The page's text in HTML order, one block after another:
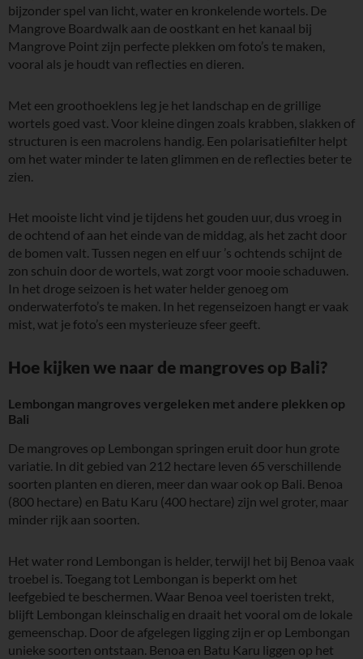
bijzonder spel van licht, water en kronkelende wortels. De
Mangrove Boardwalk aan de oostkant en het kanaal bij
Mangrove Point zijn perfecte plekken om foto’s te maken,
vooral als je houdt van reflecties en dieren.
Met een groothoeklens leg je het landschap en de grillige
wortels goed vast. Voor kleine dingen zoals krabben, slakken of
structuren is een macrolens handig. Een polarisatiefilter helpt
om het water minder te laten glimmen en de reflecties beter te
zien.
Het mooiste licht vind je tijdens het gouden uur, dus vroeg in
de ochtend of aan het einde van de middag, als het zacht door
de bomen valt. Tussen negen en elf uur ’s ochtends schijnt de
zon schuin door de wortels, wat zorgt voor mooie schaduwen.
In het droge seizoen is het water helder genoeg om
onderwaterfoto’s te maken. In het regenseizoen hangt er vaak
mist, wat je foto’s een mysterieuze sfeer geeft.
Hoe kijken we naar de mangroves op Bali?
Lembongan mangroves vergeleken met andere plekken op
Bali
De mangroves op Lembongan springen eruit door hun grote
variatie. In dit gebied van 212 hectare leven 65 verschillende
soorten planten en dieren, meer dan waar ook op Bali. Benoa
(800 hectare) en Batu Karu (400 hectare) zijn wel groter, maar
minder rijk aan soorten.
Het water rond Lembongan is helder, terwijl het bij Benoa vaak
troebel is. Toegang tot Lembongan is beperkt om het
leefgebied te beschermen. Waar Benoa veel toeristen trekt,
blijft Lembongan kleinschalig en draait het vooral om de lokale
gemeenschap. Door de afgelegen ligging zijn er op Lembongan
unieke soorten ontstaan. Benoa en Batu Karu liggen op het